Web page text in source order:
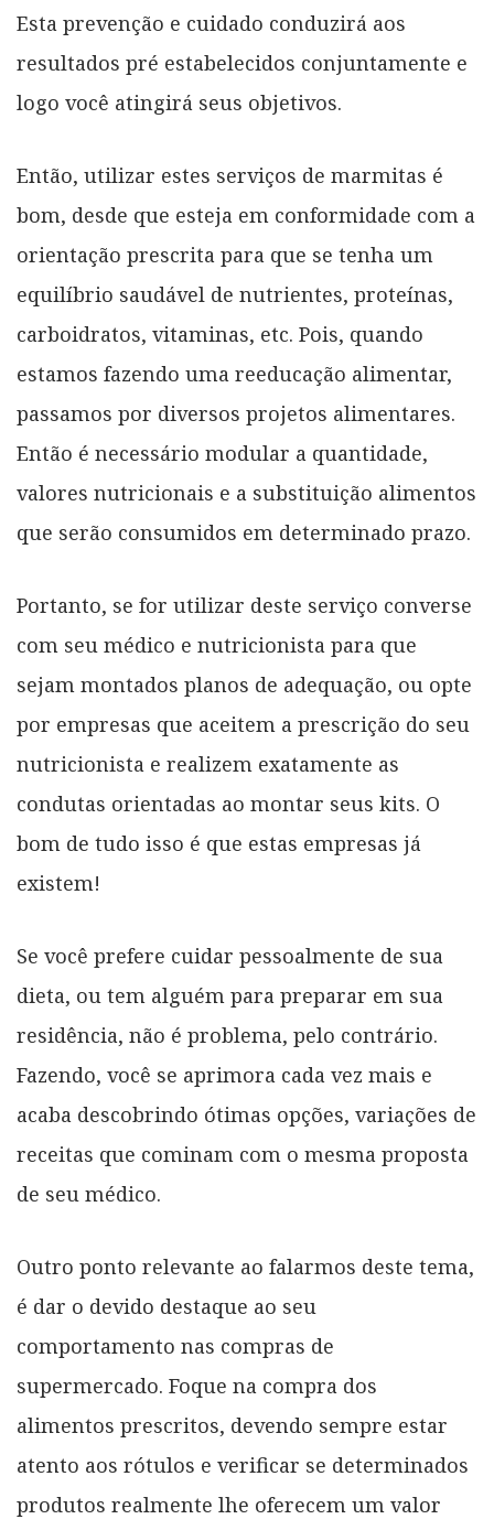
Esta prevenção e cuidado conduzirá aos
resultados pré estabelecidos conjuntamente e
logo você atingirá seus objetivos.
Então, utilizar estes serviços de marmitas é
bom, desde que esteja em conformidade com a
orientação prescrita para que se tenha um
equilíbrio saudável de nutrientes, proteínas,
carboidratos, vitaminas, etc. Pois, quando
estamos fazendo uma reeducação alimentar,
passamos por diversos projetos alimentares.
Então é necessário modular a quantidade,
valores nutricionais e a substituição alimentos
que serão consumidos em determinado prazo.
Portanto, se for utilizar deste serviço converse
com seu médico e nutricionista para que
sejam montados planos de adequação, ou opte
por empresas que aceitem a prescrição do seu
nutricionista e realizem exatamente as
condutas orientadas ao montar seus kits. O
bom de tudo isso é que estas empresas já
existem!
Se você prefere cuidar pessoalmente de sua
dieta, ou tem alguém para preparar em sua
residência, não é problema, pelo contrário.
Fazendo, você se aprimora cada vez mais e
acaba descobrindo ótimas opções, variações de
receitas que cominam com o mesma proposta
de seu médico.
Outro ponto relevante ao falarmos deste tema,
é dar o devido destaque ao seu
comportamento nas compras de
supermercado. Foque na compra dos
alimentos prescritos, devendo sempre estar
atento aos rótulos e verificar se determinados
produtos realmente lhe oferecem um valor